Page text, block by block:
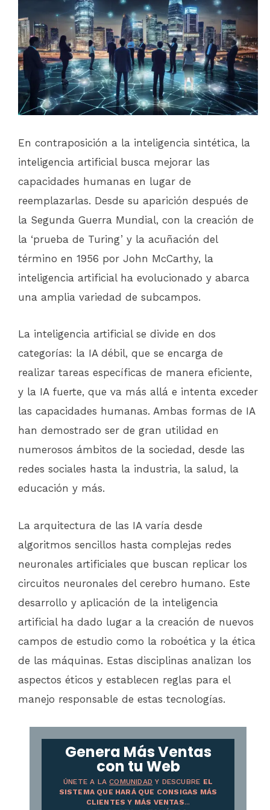
En contraposición a la inteligencia sintética, la
inteligencia artificial busca mejorar las
capacidades humanas en lugar de
reemplazarlas. Desde su aparición después de
la Segunda Guerra Mundial, con la creación de
la ‘prueba de Turing’ y la acuñación del
término en 1956 por John McCarthy, la
inteligencia artificial ha evolucionado y abarca
una amplia variedad de subcampos.
La inteligencia artificial se divide en dos
categorías: la IA débil, que se encarga de
realizar tareas específicas de manera eficiente,
y la IA fuerte, que va más allá e intenta exceder
las capacidades humanas. Ambas formas de IA
han demostrado ser de gran utilidad en
numerosos ámbitos de la sociedad, desde las
redes sociales hasta la industria, la salud, la
educación y más.
La arquitectura de las IA varía desde
algoritmos sencillos hasta complejas redes
neuronales artificiales que buscan replicar los
circuitos neuronales del cerebro humano. Este
desarrollo y aplicación de la inteligencia
artificial ha dado lugar a la creación de nuevos
campos de estudio como la roboética y la ética
de las máquinas. Estas disciplinas analizan los
aspectos éticos y establecen reglas para el
manejo responsable de estas tecnologías.
Genera Más Ventas
con tu Web
ÚNETE A LACOMUNIDAD Y DESCUBRE EL
SISTEMA QUE HARÁ QUE CONSIGAS MÁS
CLIENTES Y MÁS VENTAS...